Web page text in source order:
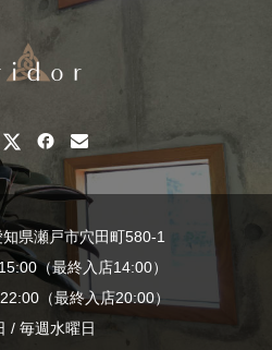
県瀬戸市穴田町580-1
（最終入店14:00）
（最終入店20:00）
/ 毎週水曜日